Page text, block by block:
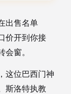
出售名单
价开到你接
窗。
这位巴西门神
斯洛特执教